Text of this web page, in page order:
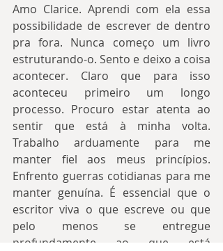
Amo Clarice. Aprendi com ela essa
possibilidade de escrever de dentro
pra fora. Nunca começo um livro
estruturando-o. Sento e deixo a coisa
acontecer. Claro que para isso
aconteceu primeiro um longo
processo. Procuro estar atenta ao
sentir que está à minha volta.
Trabalho arduamente para me
manter fiel aos meus princípios.
Enfrento guerras cotidianas para me
manter genuína. É essencial que o
escritor viva o que escreve ou que
pelo menos se entregue
profundamente ao que está